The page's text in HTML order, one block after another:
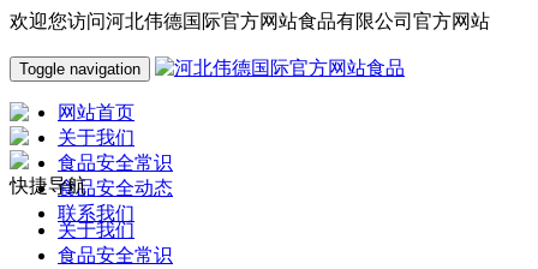
欢迎您访问河北伟德国际官方网站食品有限公司官方网站
Toggle navigation
网站首页
关于我们
食品安全常识
食品安全动态
联系我们
快捷导航
关于我们
食品安全常识